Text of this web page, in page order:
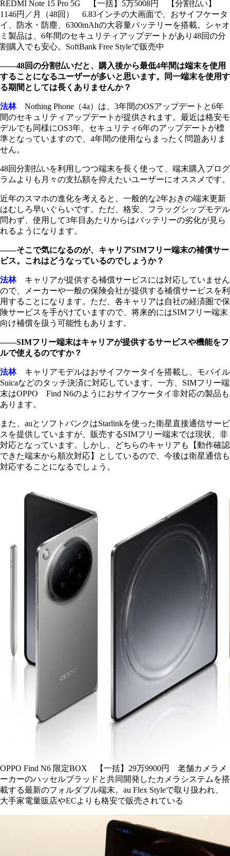
REDMI Note 15 Pro 5G 【一括】5万5008円 【分割払い】
1146円／月（48回） 6.83インチの大画面で、おサイフケータ
イ、防水・防塵、6300mAhの大容量バッテリーを搭載。シャオ
ミ製品は、6年間のセキュリティアップデートがあり48回の分
割購入でも安心。SoftBank Free Styleで販売中
――48回の分割払いだと、購入後から最低4年間は端末を使用
することになるユーザーが多いと思います。同一端末を使用す
る期間としては長くありませんか？
法林Nothing Phone（4a）は、3年間のOSアップデートと6年
間のセキュリティアップデートが提供されます。最近は格安モ
デルでも同様にOS3年、セキュリティ6年のアップデートが標
準となっていますので、4年間の使用ならまったく問題ありま
せん。
48回分割払いを利用しつつ端末を長く使って、端末購入プログ
ラムよりも月々の支払額を抑えたいユーザーにオススメです。
近年のスマホの進化を考えると、一般的な2年おきの端末更新
はむしろ早いぐらいです。ただ、格安、フラッグシップモデル
問わず、使用して3年目あたりからはバッテリーの劣化が見ら
れるようになります。
――そこで気になるのが、キャリアSIMフリー端末の補償サー
ビス。これはどうなっているのでしょうか？
法林キャリアが提供する補償サービスには対応していません
ので、メーカーや一般の保険会社が提供する補償サービスを利
用することになります。ただ、各キャリアは自社の経済圏で保
険サービスを手がけていますので、将来的にはSIMフリー端末
向け補償を扱う可能性もあります。
――SIMフリー端末はキャリアが提供するサービスや機能をフ
ルで使えるのですか？
法林キャリアモデルはおサイフケータイを搭載し、モバイル
Suicaなどのタッチ決済に対応しています。一方、SIMフリー端
末はOPPO Find N6のようにおサイフケータイ非対応の製品も
あります。
また、auとソフトバンクはStarlinkを使った衛星直接通信サービ
スを提供していますが、販売するSIMフリー端末では現状、非
対応となっています。しかし、どちらのキャリアも【動作確認
できた端末から順次対応】としているので、今後は衛星通信も
対応することになるでしょう。
OPPO Find N6 限定BOX 【一括】29万9900円 老舗カメラメ
ーカーのハッセルブラッドと共同開発したカメラシステムを搭
載する最新のフォルダブル端末。au Flex Styleで取り扱われ、
大手家電量販店やECよりも格安で販売されている